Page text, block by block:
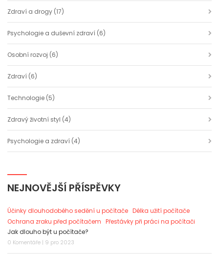
Zdraví a drogy (17)
Psychologie a duševní zdraví (6)
Osobní rozvoj (6)
Zdraví (6)
Technologie (5)
Zdravý životní styl (4)
Psychologie a zdraví (4)
NEJNOVĚJŠÍ PŘÍSPĚVKY
Účinky dlouhodobého sedění u počítače Délka užití počítače
Ochrana zraku před počítačem Přestávky při práci na počítači
Jak dlouho být u počítače?
0 Komentáře | 9 pro 2023